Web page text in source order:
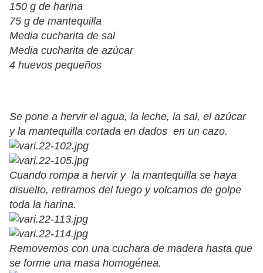
150 g de harina
75 g de mantequilla
Media cucharita de sal
Media cucharita de azúcar
4 huevos pequeños
Se pone a hervir el agua, la leche, la sal, el azúcar
y la mantequilla cortada en dados en un cazo.
Cuando rompa a hervir y la mantequilla se haya
disuelto, retiramos del fuego y volcamos de golpe
toda la harina.
Removemos con una cuchara de madera hasta que
se forme una masa homogénea.